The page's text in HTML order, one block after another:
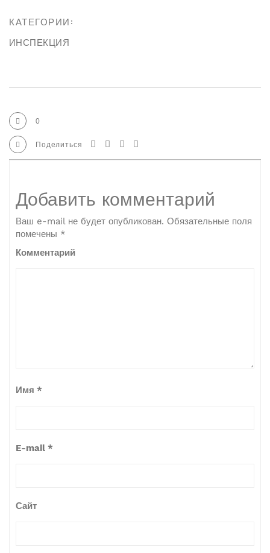
КАТЕГОРИИ:
ИНСПЕКЦИЯ
0
Поделиться
Добавить комментарий
Ваш e-mail не будет опубликован. Обязательные поля
помечены *
Комментарий
Имя *
E-mail *
Сайт